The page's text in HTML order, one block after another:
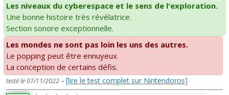
Les niveaux du cyberespace et le sens de l'exploration.
Une bonne histoire très révélatrice.
Section sonore exceptionnelle.
Les mondes ne sont pas loin les uns des autres.
Le popping peut être ennuyeux.
La conception de certains défis.
testé le 07/11/2022 - [lire le test complet sur Nintendoros]